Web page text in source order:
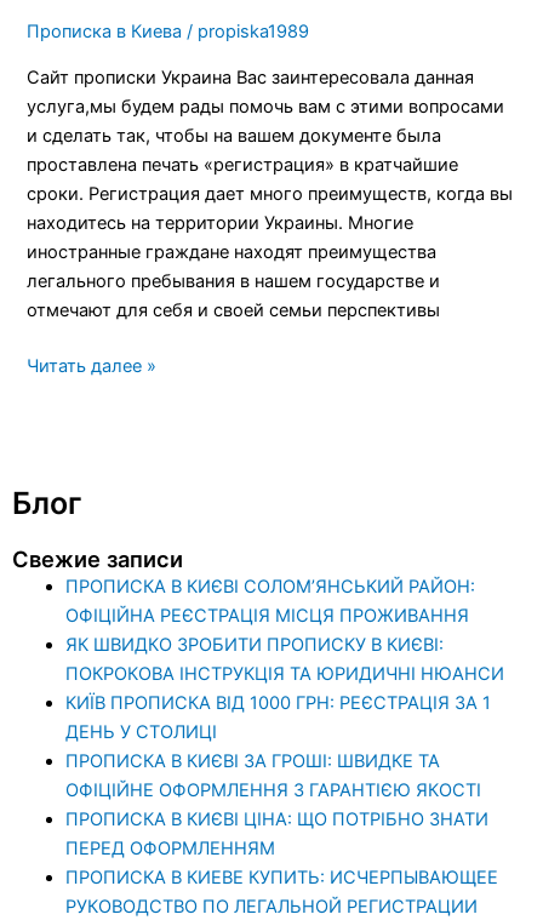
Прописка в Киева / propiska1989
Сайт прописки Украина Вас заинтересовала данная
услуга,мы будем рады помочь вам с этими вопросами
и сделать так, чтобы на вашем документе была
проставлена печать «регистрация» в кратчайшие
сроки. Регистрация дает много преимуществ, когда вы
находитесь на территории Украины. Многие
иностранные граждане находят преимущества
легального пребывания в нашем государстве и
отмечают для себя и своей семьи перспективы
Читать далее »
Блог
Свежие записи
ПРОПИСКА В КИЄВІ СОЛОМ’ЯНСЬКИЙ РАЙОН:
ОФІЦІЙНА РЕЄСТРАЦІЯ МІСЦЯ ПРОЖИВАННЯ
ЯК ШВИДКО ЗРОБИТИ ПРОПИСКУ В КИЄВІ:
ПОКРОКОВА ІНСТРУКЦІЯ ТА ЮРИДИЧНІ НЮАНСИ
КИЇВ ПРОПИСКА ВІД 1000 ГРН: РЕЄСТРАЦІЯ ЗА 1
ДЕНЬ У СТОЛИЦІ
ПРОПИСКА В КИЄВІ ЗА ГРОШІ: ШВИДКЕ ТА
ОФІЦІЙНЕ ОФОРМЛЕННЯ З ГАРАНТІЄЮ ЯКОСТІ
ПРОПИСКА В КИЄВІ ЦІНА: ЩО ПОТРІБНО ЗНАТИ
ПЕРЕД ОФОРМЛЕННЯМ
ПРОПИСКА В КИЕВЕ КУПИТЬ: ИСЧЕРПЫВАЮЩЕЕ
РУКОВОДСТВО ПО ЛЕГАЛЬНОЙ РЕГИСТРАЦИИ